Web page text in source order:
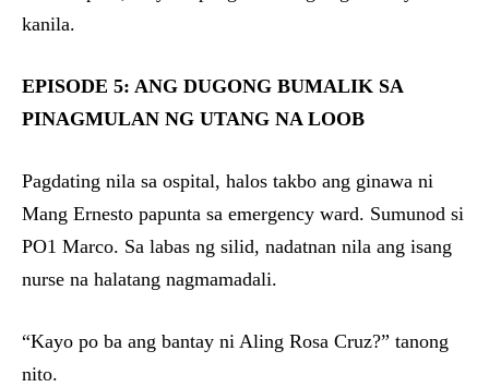
kanila.
EPISODE 5: ANG DUGONG BUMALIK SA
PINAGMULAN NG UTANG NA LOOB
Pagdating nila sa ospital, halos takbo ang ginawa ni
Mang Ernesto papunta sa emergency ward. Sumunod si
PO1 Marco. Sa labas ng silid, nadatnan nila ang isang
nurse na halatang nagmamadali.
“Kayo po ba ang bantay ni Aling Rosa Cruz?” tanong
nito.